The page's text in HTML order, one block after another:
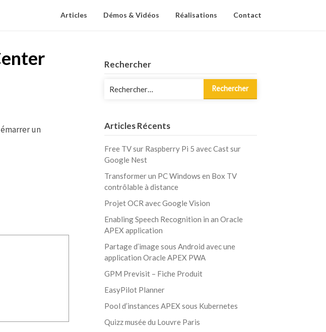
Articles Démos & Vidéos Réalisations Contact
un
Rechercher
Articles Récents
Free TV sur Raspberry Pi 5 avec Cast sur
Google Nest
Transformer un PC Windows en Box TV
contrôlable à distance
Projet OCR avec Google Vision
Enabling Speech Recognition in an Oracle
APEX application
Partage d’image sous Android avec une
application Oracle APEX PWA
GPM Previsit – Fiche Produit
EasyPilot Planner
Pool d’instances APEX sous Kubernetes
Quizz musée du Louvre Paris